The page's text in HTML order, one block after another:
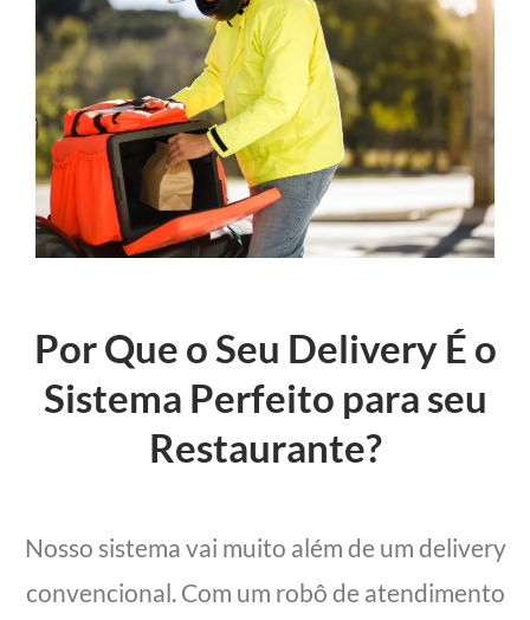
Por Que o Seu Delivery É o
Sistema Perfeito para seu
Restaurante?
Nosso sistema vai muito além de um delivery
convencional. Com um robô de atendimento